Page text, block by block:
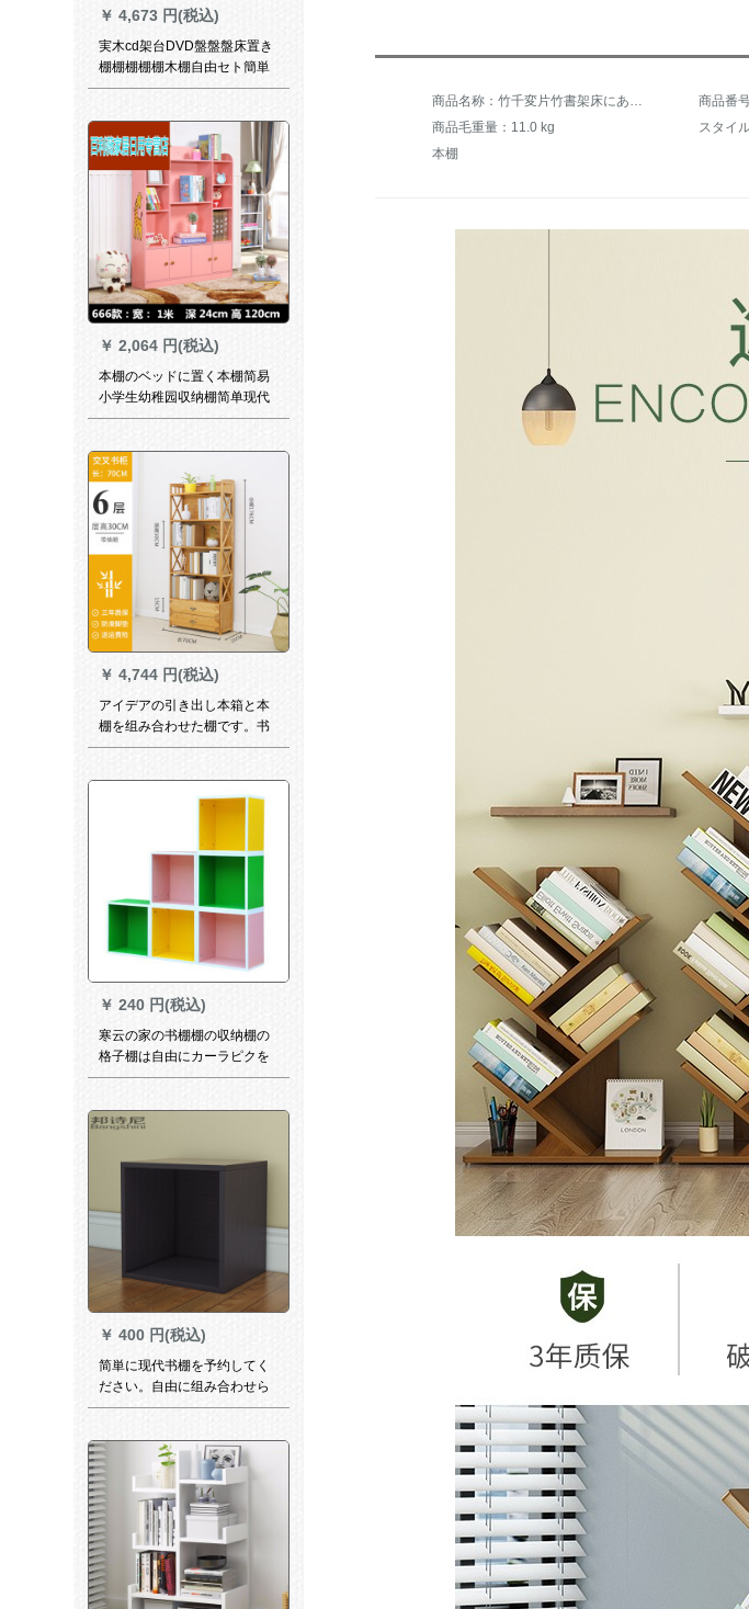
￥ 4,673 円(税込)
実木cd架台DVD盤盤盤床置き
棚棚棚棚棚木棚自由セト簡単
現代松木原色180*80*20 cm(7
￥ 2,064 円(税込)
本棚のベッドに置く本棚简易
小学生幼稚园収纳棚简单现代
家庭用空间666项目ピンク
￥ 4,744 円(税込)
アイデアの引き出し本箱と本
棚を组み合わせた棚です。书
棚はシンプロで、现代の物置
￥ 240 円(税込)
寒云の家の书棚棚の収纳棚の
格子棚は自由にカーラピクを
组み合わせます。
￥ 400 円(税込)
简単に现代书棚を予约してく
ださい。自由に组み合わせら
れた格子棚の収纳棚です。收
す。ドアは黒胡桃の単箱で
す。0.6メトル以下の幅があり
ます。
商品名称：竹千変片竹書架床にある書棚棚棚棚収納アイデア簡易木製デスクトップ小書棚学生書棚棚棚棚棚棚棚棚棚棚棚棚棚棚棚棚棚棚棚棚六階書棚 商品番
商品毛重量：11.0 kg
スタイ
本棚